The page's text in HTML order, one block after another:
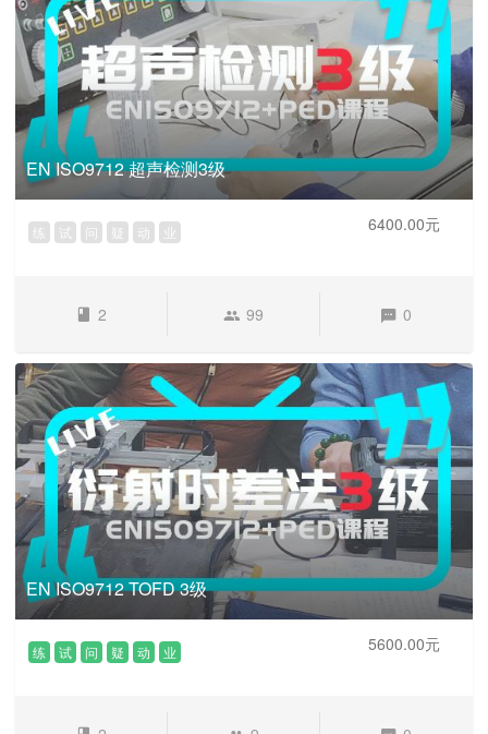
EN ISO9712 超声检测3级
练 试 问 疑 动 业 6400.00元
2 99 0
EN ISO9712 TOFD 3级
练 试 问 疑 动 业 5600.00元